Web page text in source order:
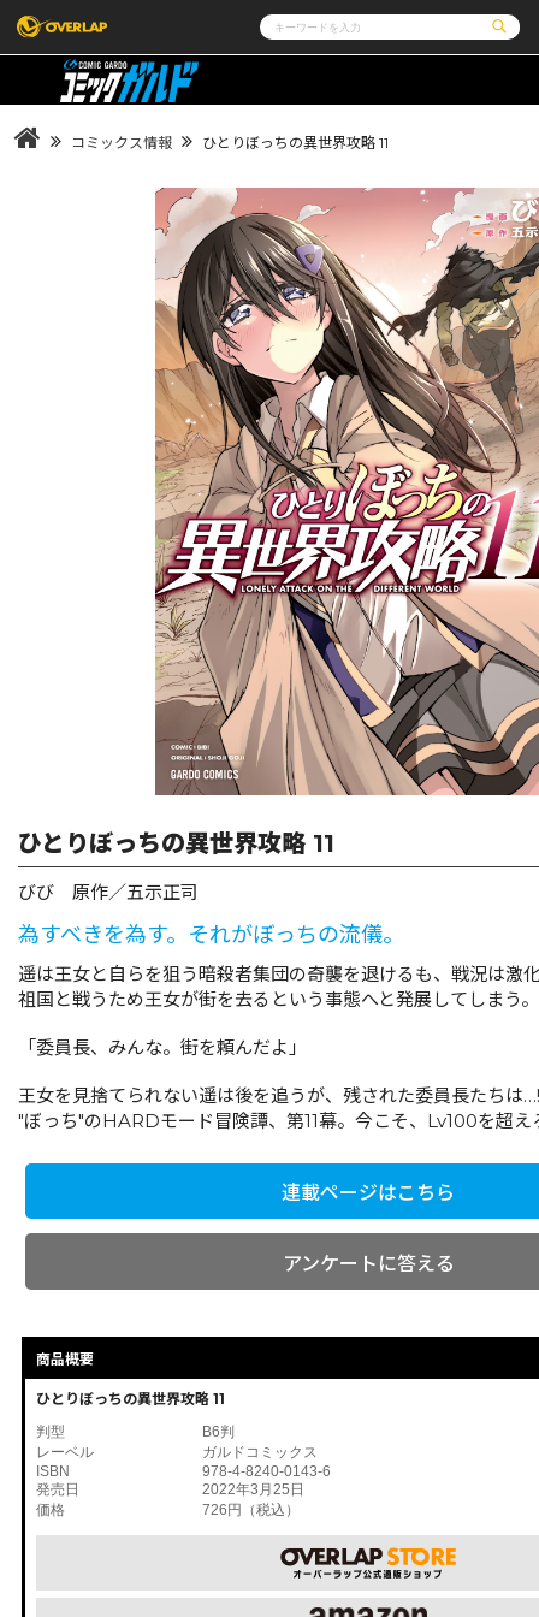
コミック
LiQulle
ライトノベル
ポケットモンスター
オーバーラップ広報室
オーバーラップホールディングス
お問い合
オーバーラップ文庫 オーバーラップノベルス オーバ
ロサージュノベルス コミックガルド コミ
リキューレ コミックパルフェ コミ
閉じる
コミックス情報 ひとりぼっちの異世界攻略 11
ひとりぼっちの異世界攻略 11
びび 原作／五示正司
為すべきを為す。それがぼっちの流儀。
遥は王女と自らを狙う暗殺者集団の奇襲を退けるも、戦況は激
祖国と戦うため王女が街を去るという事態へと発展してしまう。
「委員長、みんな。街を頼んだよ」
王女を見捨てられない遥は後を追うが、残された委員長たちは
"ぼっち"のHARDモード冒険譚、第11幕。今こそ、Lv100を超え
連載ページはこちら
アンケートに答える
商品概要
ひとりぼっちの異世界攻略 11
判型
B6判
レーベル
ガルドコミックス
ISBN
978-4-8240-0143-6
発売日
2022年3月25日
価格
726円（税込）